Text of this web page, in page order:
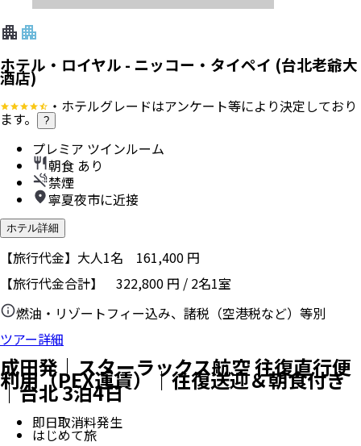
ホテル・ロイヤル - ニッコー・タイペイ (台北老爺大
酒店)
・ホテルグレードはアンケート等により決定しており
ます。 ?
プレミア ツインルーム
朝食 あり
禁煙
寧夏夜市に近接
ホテル詳細
【旅行代金】大人1名 161,400 円
【旅行代金合計】 322,800 円 / 2名1室
燃油・リゾートフィー込み、諸税（空港税など）等別
ツアー詳細
成田発｜スターラックス航空 往復直行便
利用（PEX運賃）｜往復送迎＆朝食付き
｜台北 3泊4日
即日取消料発生
はじめて旅